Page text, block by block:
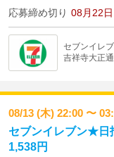
応募締め切り 08月22
セブンイレ
吉祥寺大正
08/13 (木) 22:00 〜
セブンイレブン★日
1,538円